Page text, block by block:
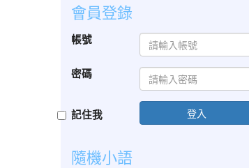
會員登錄
帳號
密碼
記住我 登入
隨機小語